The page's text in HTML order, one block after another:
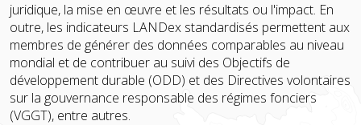
juridique, la mise en œuvre et les résultats ou l'impact. En
outre, les indicateurs LANDex standardisés permettent aux
membres de générer des données comparables au niveau
mondial et de contribuer au suivi des Objectifs de
développement durable (ODD) et des Directives volontaires
sur la gouvernance responsable des régimes fonciers
(VGGT), entre autres.